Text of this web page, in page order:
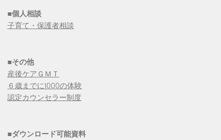
■個人相談
子育て・保護者相談
■その他
産後ケアＧＭＴ
６歳までに1000の体験
認定カウンセラー制度
■ダウンロード可能資料